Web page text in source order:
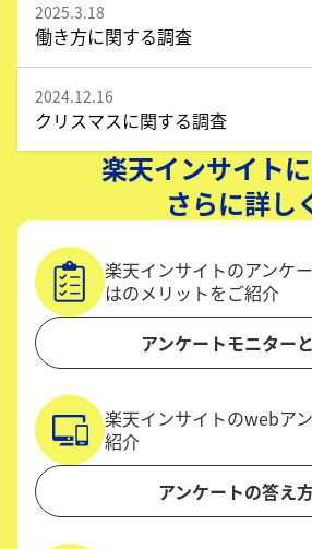
2025.3.18
働き方に関する調査
2024.12.16
クリスマスに関する調査
楽天インサイト
さらに詳し
楽天インサイトのアンケ
はのメリットをご紹介
アンケートモニター
楽天インサイトのwebア
紹介
アンケートの答え